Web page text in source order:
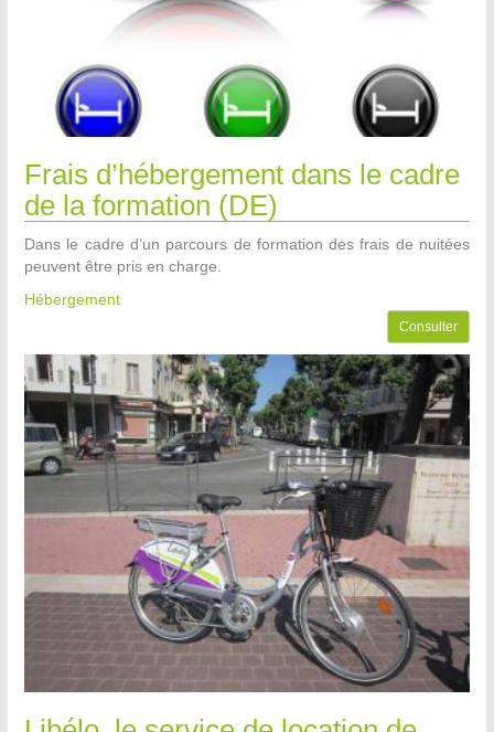
Frais d’hébergement dans le cadre
de la formation (DE)
Dans le cadre d’un parcours de formation des frais de nuitées
peuvent être pris en charge.
Hébergement
Consulter